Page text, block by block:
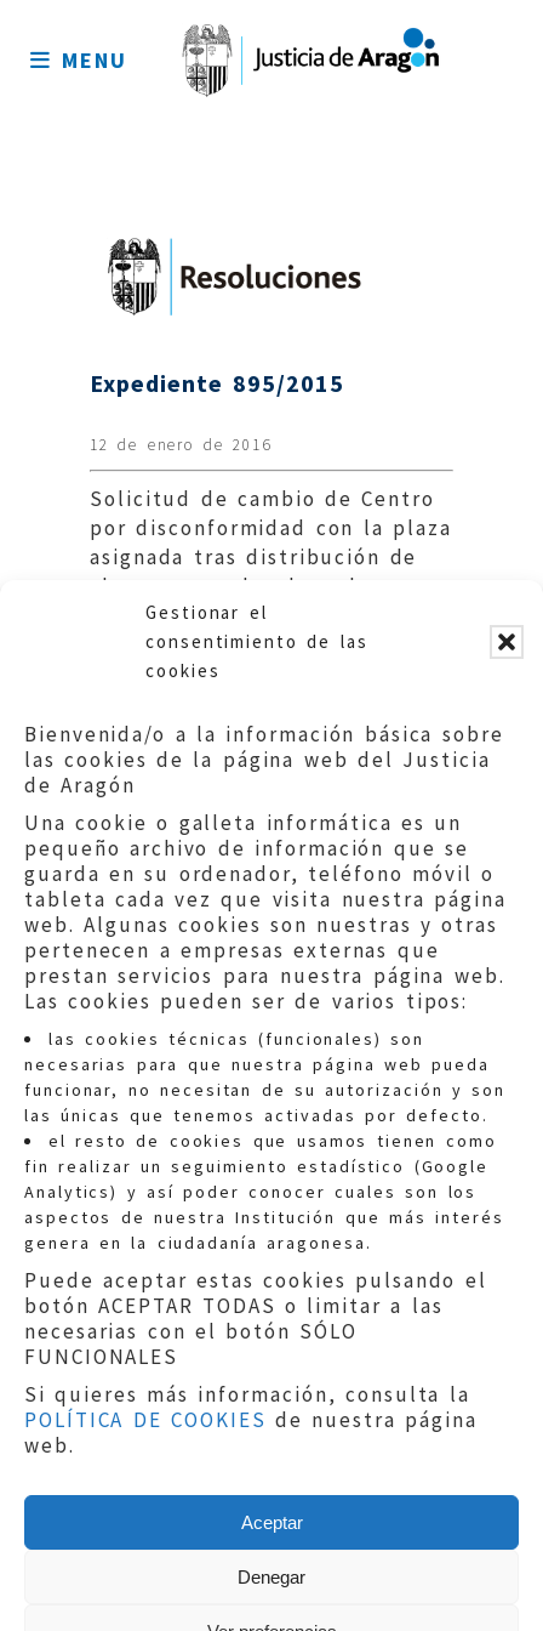
Gestionar el
consentimiento de las
cookies
Bienvenida/o a la información básica sobre
las cookies de la página web del Justicia
de Aragón
Una cookie o galleta informática es un
pequeño archivo de información que se
guarda en su ordenador, teléfono móvil o
tableta cada vez que visita nuestra página
web. Algunas cookies son nuestras y otras
pertenecen a empresas externas que
prestan servicios para nuestra página web.
Las cookies pueden ser de varios tipos:
las cookies técnicas (funcionales) son
necesarias para que nuestra página web pueda
funcionar, no necesitan de su autorización y son
las únicas que tenemos activadas por defecto.
el resto de cookies que usamos tienen como
fin realizar un seguimiento estadístico (Google
Analytics) y así poder conocer cuales son los
aspectos de nuestra Institución que más interés
genera en la ciudadanía aragonesa.
Puede aceptar estas cookies pulsando el
botón ACEPTAR TODAS o limitar a las
necesarias con el botón SÓLO
FUNCIONALES
Si quieres más información, consulta la
POLÍTICA DE COOKIES de nuestra página
web.
Aceptar
Denegar
sitio
MENU
Expediente 895/2015
12 de enero de 2016
Solicitud de cambio de Centro
por disconformidad con la plaza
asignada tras distribución de
alumnos por desglose de
Centro. Educación DGA
Quejas:quejas@eljusticiadearagon.es
Información general:
informacion@eljusticiadearagon.es
Teléfonos:900 210 210/
Aviso legal|Política de privacidad|
Protección de Datos
Política de cookies
Copyright © 2019El Justicia de Aragón|
Sephor Consulting